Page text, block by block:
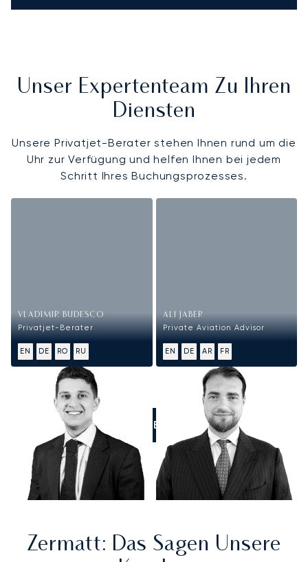
Unser Expertenteam Zu Ihren
Diensten
Unsere Privatjet-Berater stehen Ihnen rund um die
Uhr zur Verfügung und helfen Ihnen bei jedem
Schritt Ihres Buchungsprozesses.
VLADIMIR BUDESCO
Privatjet-Berater
EN DE RO RU
ALI JABER
Private Aviation Advisor
EN DE AR FR
RUFEN SIE UNS AN
Zermatt: Das Sagen Unsere